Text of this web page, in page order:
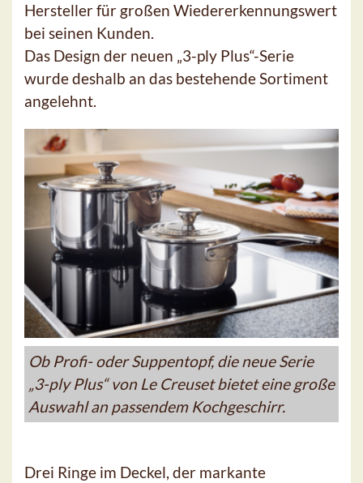
Hersteller für großen Wiedererkennungswert
bei seinen Kunden.
Das Design der neuen „3-ply Plus“-Serie
wurde deshalb an das bestehende Sortiment
angelehnt.
Ob Profi- oder Suppentopf, die neue Serie
„3-ply Plus“ von Le Creuset bietet eine große
Auswahl an passendem Kochgeschirr.
Drei Ringe im Deckel, der markante